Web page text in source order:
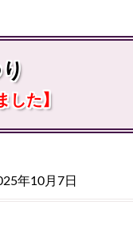
した】
年10月7日